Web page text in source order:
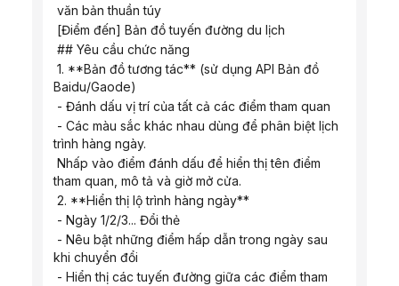
văn bản thuần túy
[Điểm đến] Bản đồ tuyến đường du lịch
## Yêu cầu chức năng
Baidu/Gaode)
- Đánh dấu vị trí của tất cả các điểm tham quan
trình hàng ngày.
tham quan, mô tả và giờ mở cửa.
2. **Hiển thị lộ trình hàng ngày**
- Ngày 1/2/3... Đổi thẻ
khi chuyển đổi